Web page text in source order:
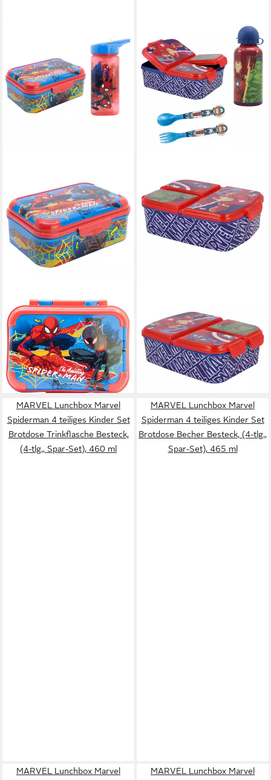
Lunchbox Marvel Spiderman
2 teiliges Kinder Set Brotdose
Trinkflasche 510 ml, (Spar-
Set, 2-tlg., Spar-Set)
18,90 €
lieferbar - in 4-5 Werktagen bei dir
Kinder Lunch Set 4tlg, (4-tlg),
3 Kammern Brotdose Alu-
Trinkflasche Besteck
20,90 €
lieferbar - in 4-5 Werktagen bei dir
MARVEL Lunchbox Marvel
Spiderman 4 teiliges Kinder Set
Brotdose Trinkflasche Besteck,
(4-tlg., Spar-Set), 460 ml
MARVEL Lunchbox Marvel
Spiderman 4 teiliges Kinder Set
Brotdose Becher Besteck, (4-tlg.,
Spar-Set), 465 ml
MARVEL Lunchbox Marvel
MARVEL Lunchbox Marvel